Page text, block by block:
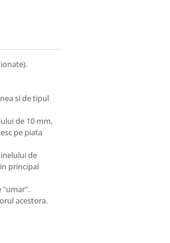
si de tipul
de 10 mm,
pe piata
de
principal
"umar".
acestora.